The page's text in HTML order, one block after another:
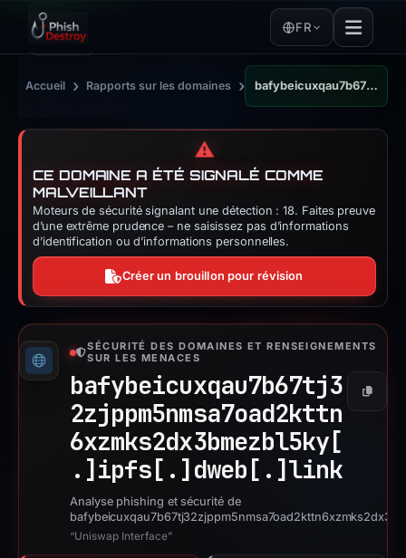
FR
Accueil › Rapports sur les domaines › bafybeicuxqau7b67tj32zjppm5nmsa7oad2kttn6xzmks2dx3bmezbl5ky.ipfs.dweb.link
⚠️
CE DOMAINE A ÉTÉ SIGNALÉ COMME
MALVEILLANT
Moteurs de sécurité signalant une détection : 18. Faites preuve
d’une extrême prudence – ne saisissez pas d’informations
d’identification ou d’informations personnelles.
Créer un brouillon pour révision
SÉCURITÉ DES DOMAINES ET RENSEIGNEMENTS
SUR LES MENACES
bafybeicuxqau7b67tj3
2zjppm5nmsa7oad2kttn
6xzmks2dx3bmezbl5ky[
.] ipfs[.] dweb[.] link
Copier
Analyse phishing et sécurité de
“Uniswap Interface”